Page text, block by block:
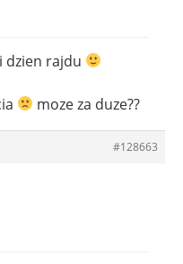
dzien rajdu
moze za duze??
#128663